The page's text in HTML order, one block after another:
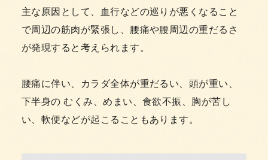
主な原因として、血行などの巡りが悪くなること
で周辺の筋肉が緊張し、腰痛や腰周辺の重だるさ
が発現すると考えられます。
腰痛に伴い、カラダ全体が重だるい、頭が重い、
下半身の むくみ、めまい、食欲不振、胸が苦し
い、軟便などが起こることもあります。